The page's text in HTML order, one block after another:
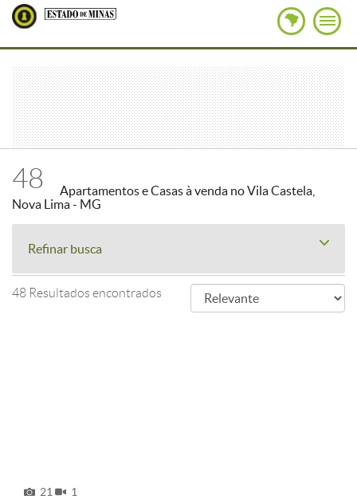
48
Apartamentos e Casas à venda no Vila Castela,
Nova Lima - MG
Refinar busca
48 Resultados encontrados
21 1